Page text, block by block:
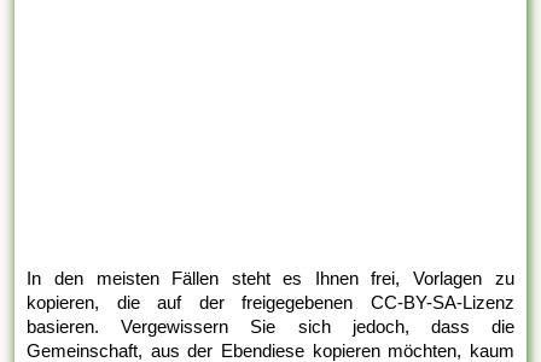
In den meisten Fällen steht es Ihnen frei, Vorlagen zu
kopieren, die auf der freigegebenen CC-BY-SA-Lizenz
basieren. Vergewissern Sie sich jedoch, dass die
Gemeinschaft, aus der Ebendiese kopieren möchten, kaum